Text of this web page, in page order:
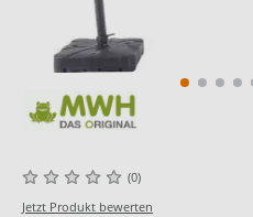
(0)
Jetzt Produkt bewerten